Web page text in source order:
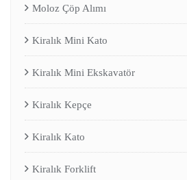
Moloz Çöp Alımı
Kiralık Mini Kato
Kiralık Mini Ekskavatör
Kiralık Kepçe
Kiralık Kato
Kiralık Forklift